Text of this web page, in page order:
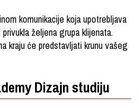
komunikacije koja upotrebljava
željena grupa klijenata.
kraju će predstavljati krunu vašeg
Dizajn studiju